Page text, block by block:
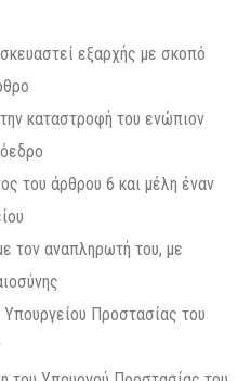
εξαρχής με σκοπό
καταστροφή του ενώπιον
του άρθρου 6 και μέλη έναν
τον αναπληρωτή του, με
Προστασίας του